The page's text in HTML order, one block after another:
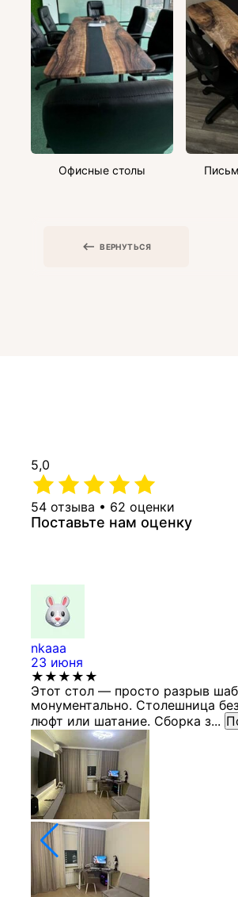
Офисные столы
ВЕРНУТЬСЯ
5,0
54 отзыва • 62 оценки
Поставьте нам оценку
nkaaa
23 июня
★★★★★
Этот стол — просто разрыв
монументально. Столешница
люфт или шатание. Сборка з...